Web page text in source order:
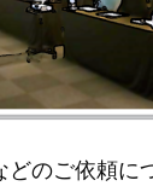
のご依頼に